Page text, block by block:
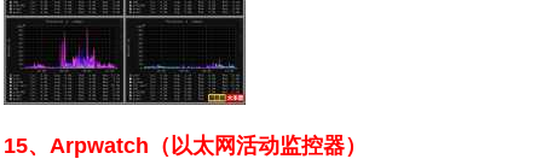
15、Arpwatch（以太网活动监控器）